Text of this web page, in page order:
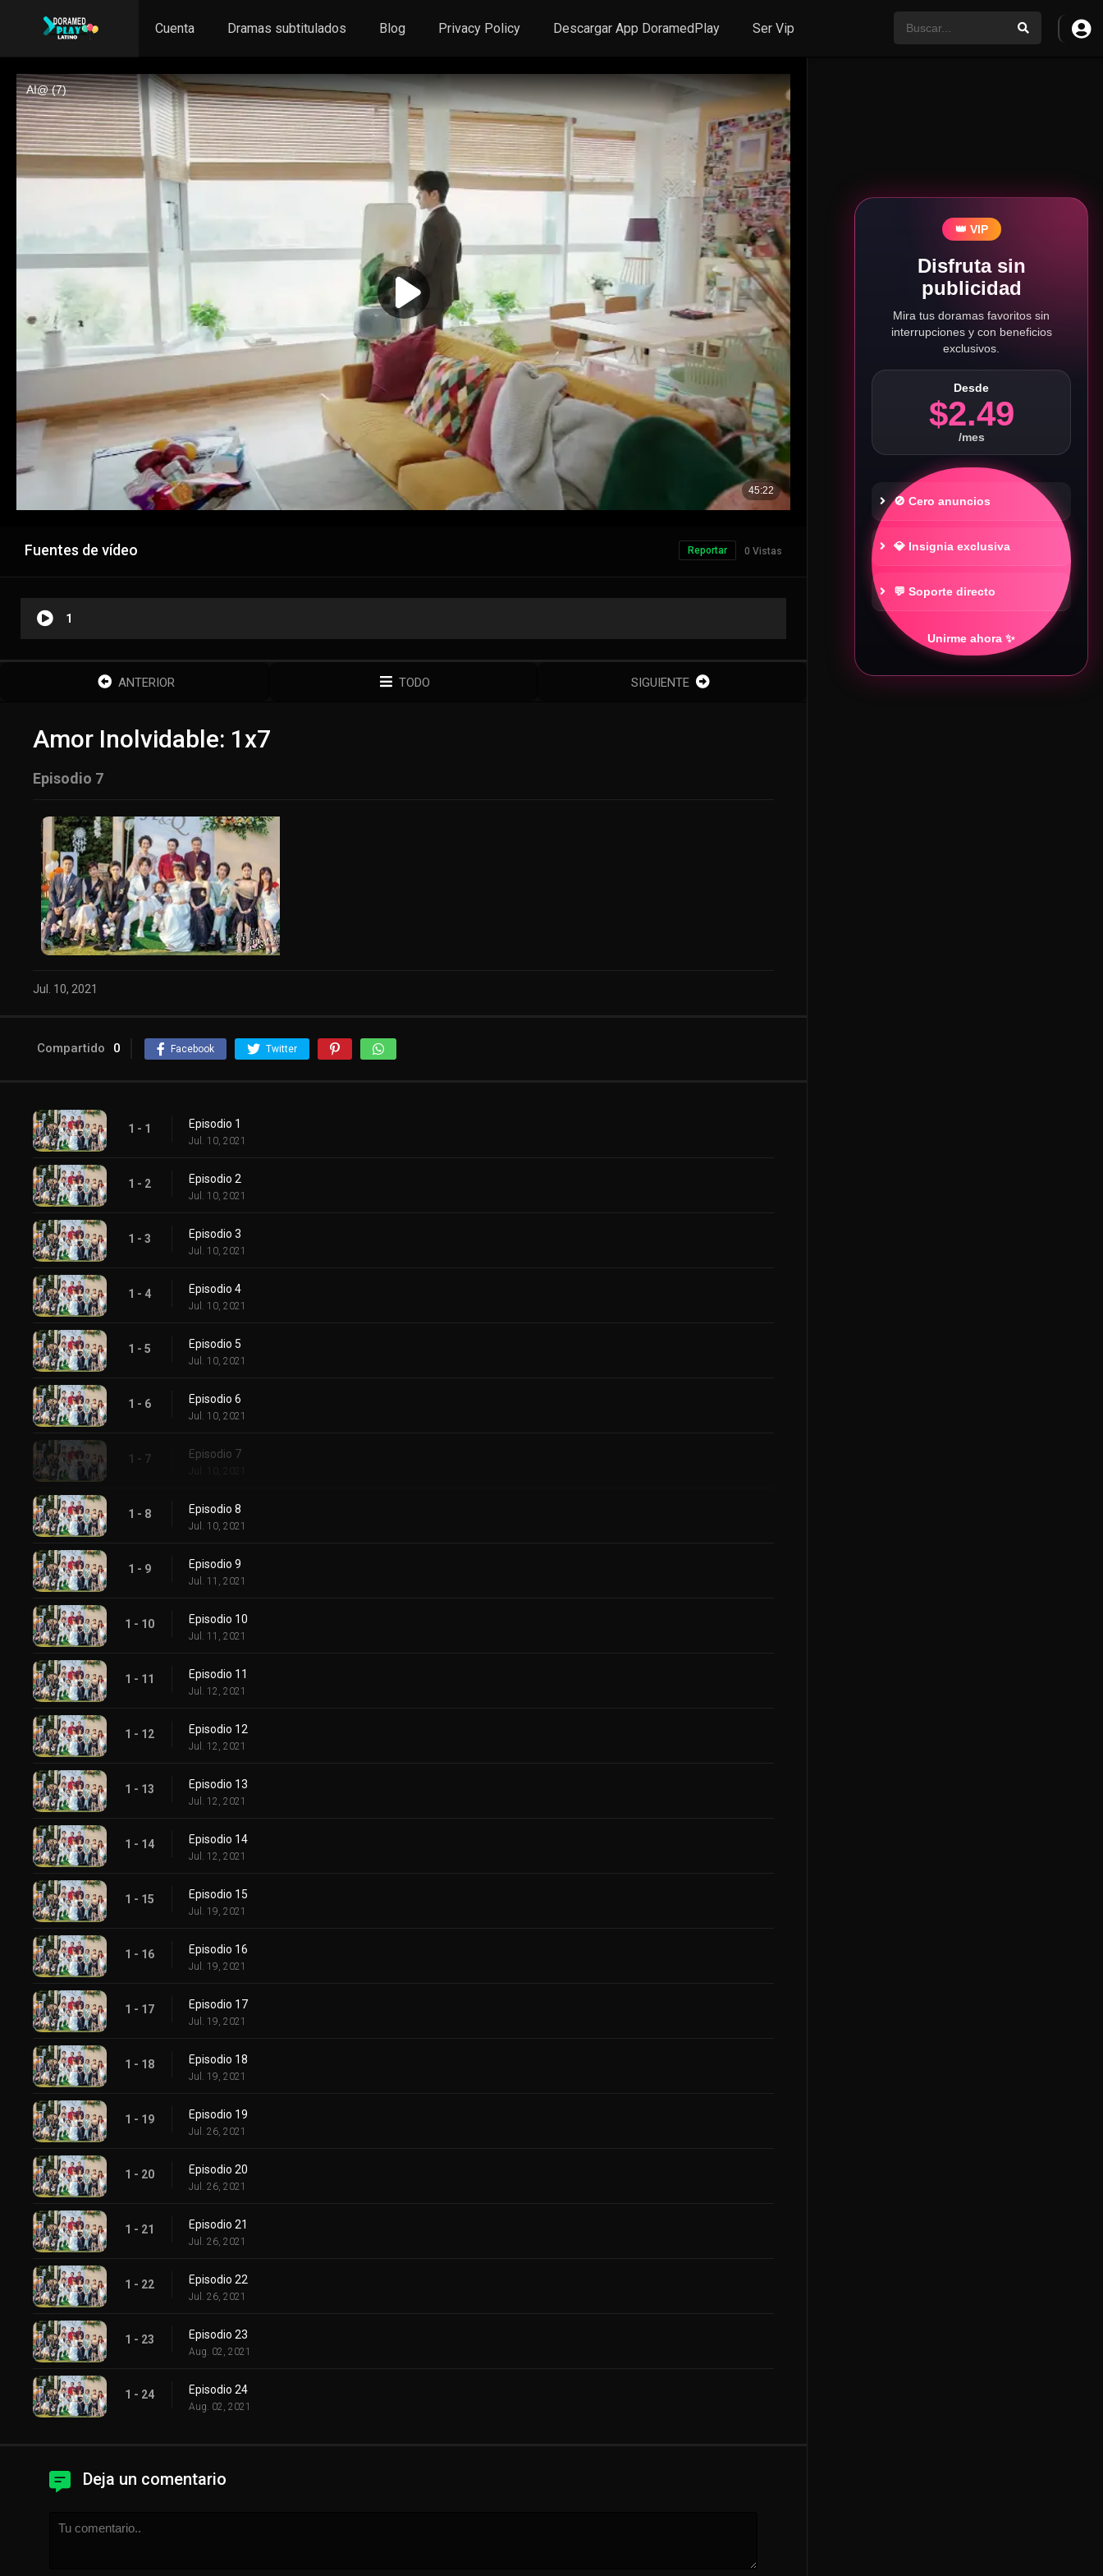
Cuenta Dramas subtitulados Blog Privacy Policy Descargar App DoramedPlay Ser Vip
Fuentes de vídeo 0 Vistas
Reportar
1
ANTERIOR TODO SIGUIENTE
Amor Inolvidable: 1x7
Episodio 7
Jul. 10, 2021
Compartido 0 Facebook Twitter
1 - 1 Episodio 1
Jul. 10, 2021
1 - 2 Episodio 2
Jul. 10, 2021
1 - 3 Episodio 3
Jul. 10, 2021
1 - 4 Episodio 4
Jul. 10, 2021
1 - 5 Episodio 5
Jul. 10, 2021
1 - 6 Episodio 6
Jul. 10, 2021
1 - 7 Episodio 7
Jul. 10, 2021
1 - 8 Episodio 8
Jul. 10, 2021
1 - 9 Episodio 9
Jul. 11, 2021
1 - 10 Episodio 10
Jul. 11, 2021
1 - 11 Episodio 11
Jul. 12, 2021
1 - 12 Episodio 12
Jul. 12, 2021
1 - 13 Episodio 13
Jul. 12, 2021
1 - 14 Episodio 14
Jul. 12, 2021
1 - 15 Episodio 15
Jul. 19, 2021
1 - 16 Episodio 16
Jul. 19, 2021
1 - 17 Episodio 17
Jul. 19, 2021
1 - 18 Episodio 18
Jul. 19, 2021
1 - 19 Episodio 19
Jul. 26, 2021
1 - 20 Episodio 20
Jul. 26, 2021
1 - 21 Episodio 21
Jul. 26, 2021
1 - 22 Episodio 22
Jul. 26, 2021
1 - 23 Episodio 23
Aug. 02, 2021
1 - 24 Episodio 24
Aug. 02, 2021
Deja un comentario
👑 VIP
Disfruta sin
publicidad
Mira tus doramas favoritos sin
interrupciones y con beneficios
exclusivos.
Desde
$2.49
/mes
🚫 Cero anuncios
💎 Insignia exclusiva
💬 Soporte directo
Unirme ahora ✨